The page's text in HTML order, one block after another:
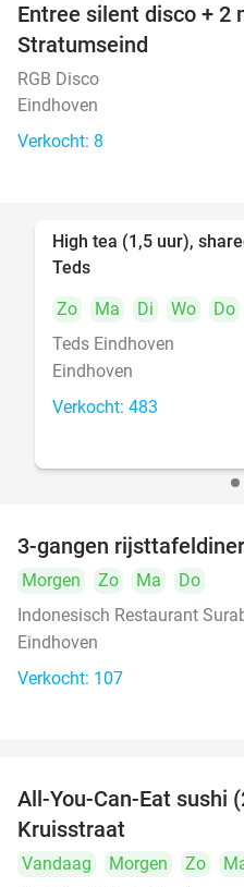
Entree silent disco + 2
Stratumseind
RGB Disco
Eindhoven
Verkocht: 8
High tea (1,5 uur),
Teds
Zo
Ma Di Wo
Do
Teds Eindhoven
Eindhoven
Verkocht: 483
3-gangen
Morgen Zo Ma
Do
Indonesisch Restaurant
Eindhoven
Verkocht: 107
All-You-Can-Eat sushi
Kruisstraat
Vandaag Morgen Zo